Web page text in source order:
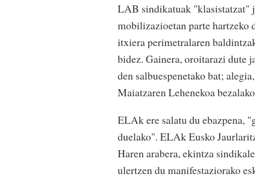
LAB sindikatuak "klasistatzat"
mobilizazioetan parte
itxiera perimetralaren
bidez. Gainera, oroitarazi dute
den salbuespenetako bat;
Maiatzaren Lehenekoa
ELAk ere salatu du ebazpena,
duelako". ELAk Eusko
Haren arabera, ekintza
ulertzen du manifestaziorako